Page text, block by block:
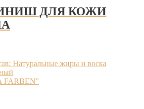
ДЛЯ КОЖИ
Натуральные жиры и воска
FARBEN"